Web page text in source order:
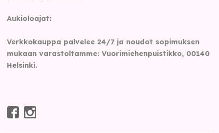
Aukioloajat:
Verkkokauppa palvelee 24/7 ja noudot sopimuksen
mukaan varastoltamme: Vuorimiehenpuistikko, 00140
Helsinki.